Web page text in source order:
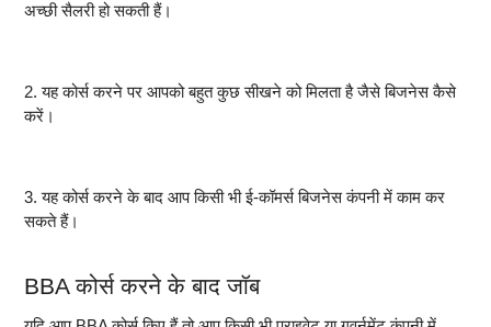
अच्छी सैलरी हो सकती हैं।
2. यह कोर्स करने पर आपको बहुत कुछ सीखने को मिलता है जैसे बिजनेस कैसे
करें ।
3. यह कोर्स करने के बाद आप किसी भी ई-कॉमर्स बिजनेस कंपनी में काम कर
सकते हैं।
BBA कोर्स करने के बाद जॉब